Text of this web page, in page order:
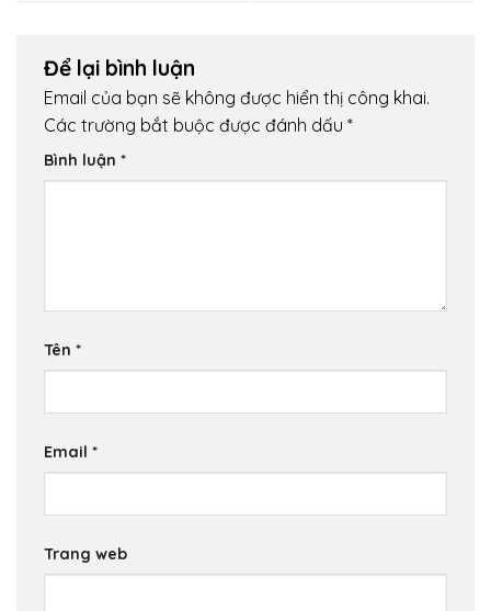
Để lại bình luận
Email của bạn sẽ không được hiển thị công khai.
Các trường bắt buộc được đánh dấu *
Bình luận *
Tên *
Email *
Trang web